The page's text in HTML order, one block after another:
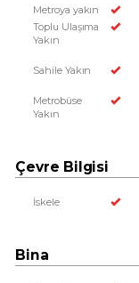
Metroya yakın
Toplu Ulaşıma
Yakın
Sahile Yakın
Metrobüse
Yakın
Çevre Bilgisi
İskele
Bina